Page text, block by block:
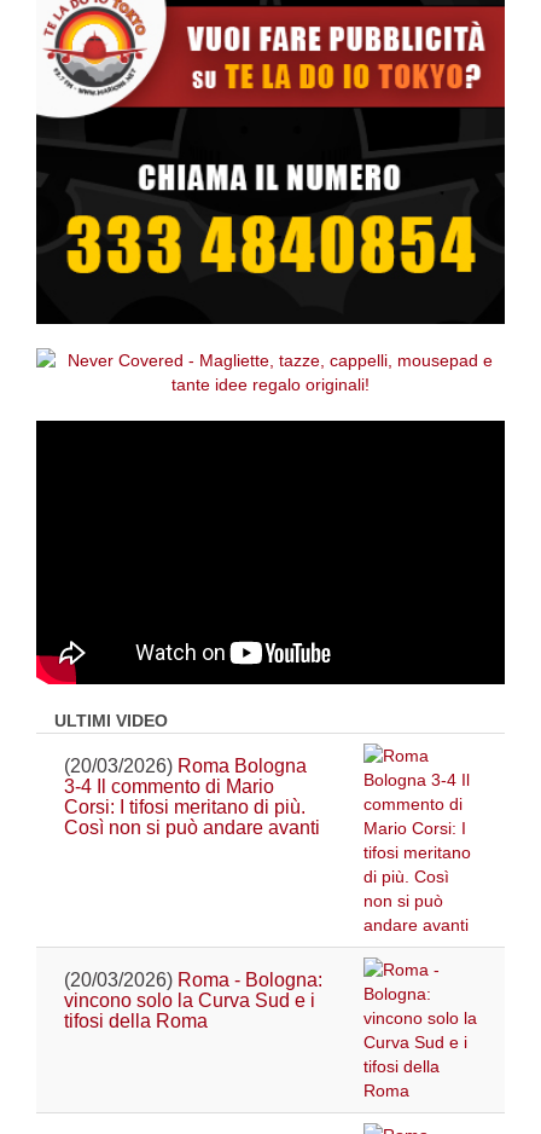
ULTIMI VIDEO
(20/03/2026) Roma Bologna
3-4 Il commento di Mario
Corsi: I tifosi meritano di più.
Così non si può andare avanti
(20/03/2026) Roma - Bologna:
vincono solo la Curva Sud e i
tifosi della Roma